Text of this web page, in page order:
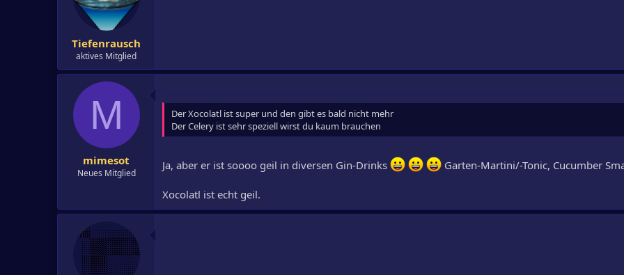
Tiefenrausch
aktives Mitglied
M
mimesot
Neues Mitglied
Der Xocolatl ist super und den gibt es bald nicht mehr
Der Celery ist sehr speziell wirst du kaum brauchen
Ja, aber er ist soooo geil in diversen Gin-Drinks Garten-Martini/-Tonic, Cucumber
Xocolatl ist echt geil.